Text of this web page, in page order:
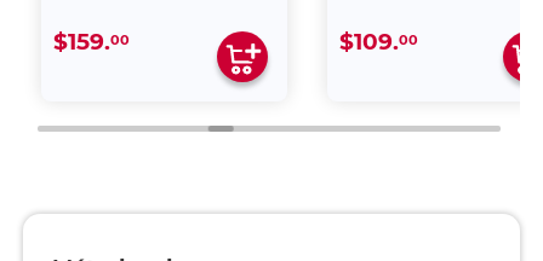
$159.00 $109.00